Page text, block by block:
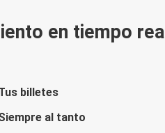
en tiempo real
billetes
al tanto